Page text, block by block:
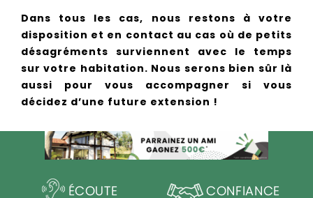
Dans tous les cas, nous restons à votre
disposition et en contact au cas où de petits
désagréments surviennent avec le temps
sur votre habitation. Nous serons bien sûr là
aussi pour vous accompagner si vous
décidez d’une future extension !